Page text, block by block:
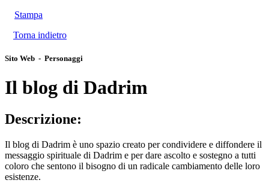
Stampa
Torna indietro
Sito Web - Personaggi
Il blog di Dadrim
Descrizione:
Il blog di Dadrim è uno spazio creato per condividere e diffondere il
messaggio spirituale di Dadrim e per dare ascolto e sostegno a tutti
coloro che sentono il bisogno di un radicale cambiamento delle loro
esistenze.